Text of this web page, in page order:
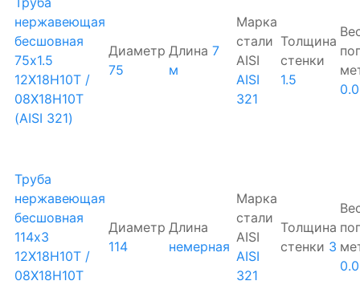
нержавеющая
бесшовная
75х1.5
12Х18Н10Т /
08Х18Н10Т
(AISI 321)
Диаметр
75
Длина 7
м
Марка
стали
AISI
AISI
321
Толщина
стенки
1.5
Труба
нержавеющая
бесшовная
114х3
12Х18Н10Т /
08Х18Н10Т
Диаметр
114
Длина
немерная
Марка
стали
AISI
AISI
321
Толщина
стенки 3